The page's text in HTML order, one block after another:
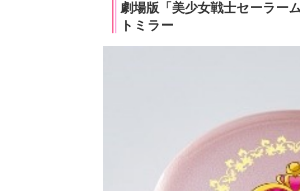
劇場版「美少女戦士セーラー
トミラー